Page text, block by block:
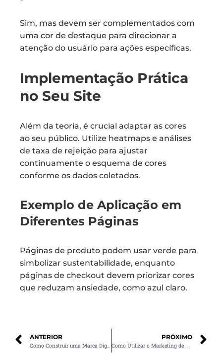
Sim, mas devem ser complementados com
uma cor de destaque para direcionar a
atenção do usuário para ações específicas.
Implementação Prática
no Seu Site
Além da teoria, é crucial adaptar as cores
ao seu público. Utilize heatmaps e análises
de taxa de rejeição para ajustar
continuamente o esquema de cores
conforme os dados coletados.
Exemplo de Aplicação em
Diferentes Páginas
Páginas de produto podem usar verde para
simbolizar sustentabilidade, enquanto
páginas de checkout devem priorizar cores
que reduzam ansiedade, como azul claro.
ANTERIOR PRÓXIMO